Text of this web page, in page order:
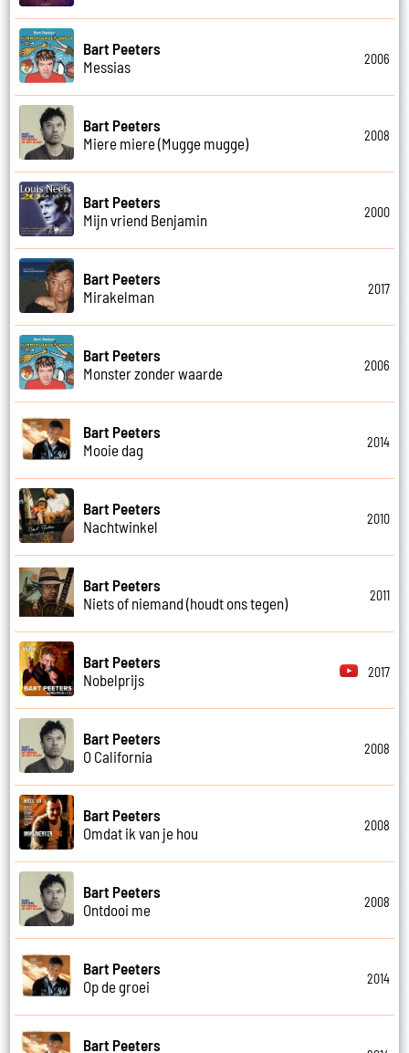
Bart Peeters
Messias
2006
Bart Peeters
Miere miere (Mugge mugge)
2008
Bart Peeters
Mijn vriend Benjamin
2000
Bart Peeters
Mirakelman
2017
Bart Peeters
Monster zonder waarde
2006
Bart Peeters
Mooie dag
2014
Bart Peeters
Nachtwinkel
2010
Bart Peeters
Niets of niemand (houdt ons tegen)
2011
Bart Peeters
Nobelprijs
2017
Bart Peeters
O California
2008
Bart Peeters
Omdat ik van je hou
2008
Bart Peeters
Ontdooi me
2008
Bart Peeters
Op de groei
2014
Bart Peeters